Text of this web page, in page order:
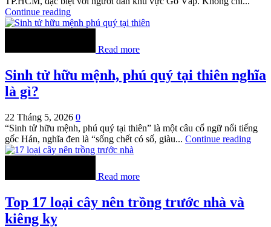
Continue reading
Read more
Sinh tử hữu mệnh, phú quý tại thiên nghĩa
là gì?
22 Tháng 5, 2026 0
“Sinh tử hữu mệnh, phú quý tại thiên” là một câu cổ ngữ nổi tiếng
gốc Hán, nghĩa đen là “sống chết có số, giàu... Continue reading
Read more
Top 17 loại cây nên trồng trước nhà và
kiêng kỵ